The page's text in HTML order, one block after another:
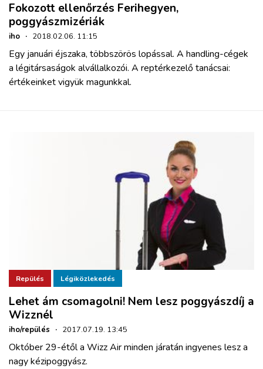
Fokozott ellenőrzés Ferihegyen,
poggyászmizériák
iho · 2018.02.06. 11:15
Egy januári éjszaka, többszörös lopással. A handling-cégek
a légitársaságok alvállalkozói. A reptérkezelő tanácsai:
értékeinket vigyük magunkkal.
Repülés Légiközlekedés
Lehet ám csomagolni! Nem lesz poggyászdíj a
Wizznél
iho/repülés · 2017.07.19. 13:45
Október 29-étől a Wizz Air minden járatán ingyenes lesz a
nagy kézipoggyász.